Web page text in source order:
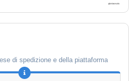
di spedizione e della piattaforma